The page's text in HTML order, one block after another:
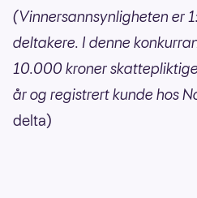
(Vinnersannsynligheten er
deltakere. I denne
10.000 kroner
år og registrert kunde hos
delta)